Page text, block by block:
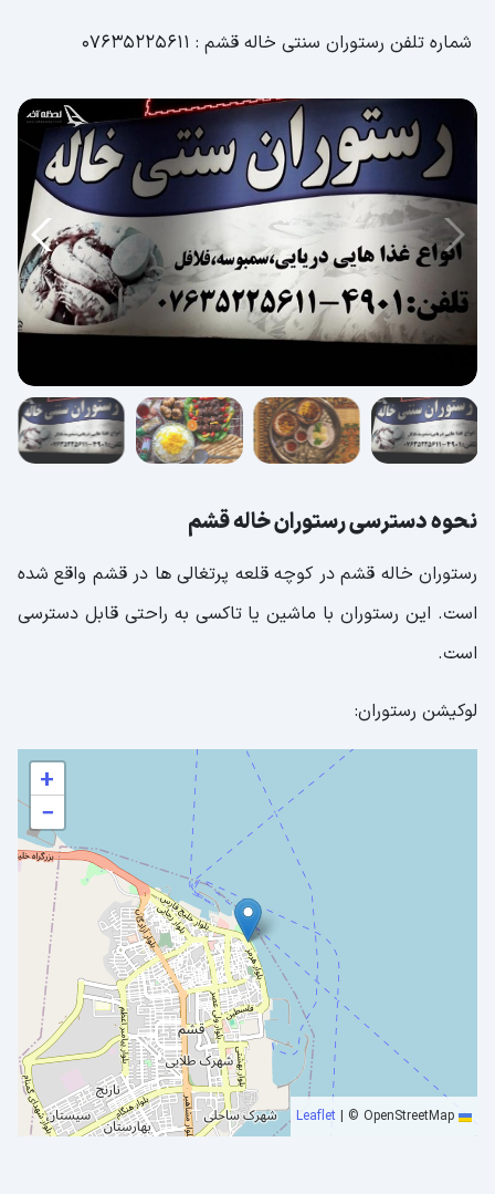
شماره تلفن رستوران سنتی خاله قشم : 07635225611
نحوه دسترسی رستوران خاله قشم
رستوران خاله قشم در کوچه قلعه پرتغالی ها در قشم واقع شده
است. این رستوران با ماشین یا تاکسی به راحتی قابل دسترسی
است.
لوکیشن رستوران:
+
−
© OpenStreetMap